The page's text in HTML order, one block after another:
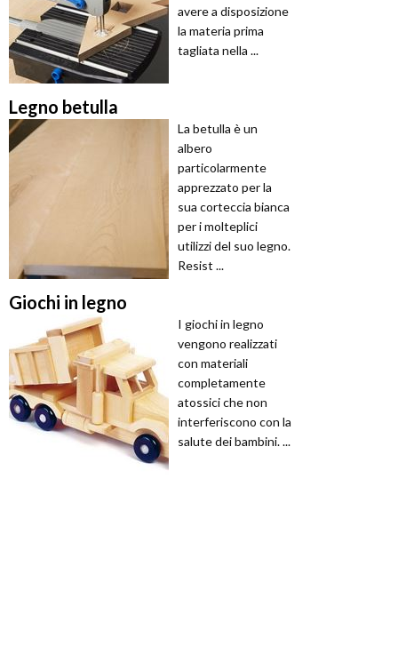
avere a disposizione
la materia prima
tagliata nella ...
Legno betulla
La betulla è un
albero
particolarmente
apprezzato per la
sua corteccia bianca
per i molteplici
utilizzi del suo legno.
Resist ...
Giochi in legno
I giochi in legno
vengono realizzati
con materiali
completamente
atossici che non
interferiscono con la
salute dei bambini. ...